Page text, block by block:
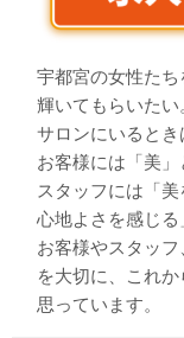
宇都宮の女性たち
輝いてもらいたい
サロンにいるとき
お客様には「美」
スタッフには「
心地よさを感じる
お客様やスタッ
を大切に、これ
思っています。